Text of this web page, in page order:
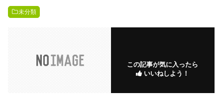
未分類
この記事が気に入ったら
いいねしよう！